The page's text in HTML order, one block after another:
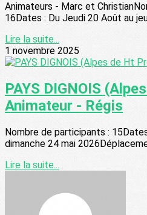
Animateurs - Marc et
16Dates : Du Jeudi 20 Août au
Lire la suite...
1 novembre 2025
PAYS DIGNOIS
Animateur - Régis
Nombre de participants :
dimanche 24 mai
Lire la suite...